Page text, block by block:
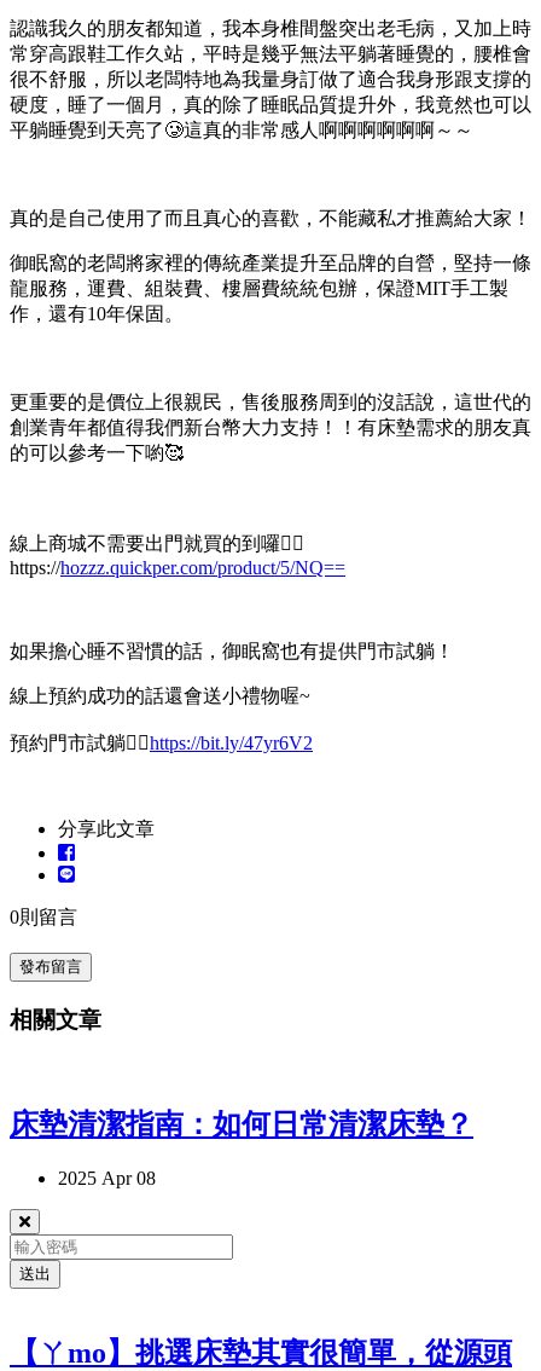
認識我久的朋友都知道，我本身椎間盤突出老毛病，又加上時
常穿高跟鞋工作久站，平時是幾乎無法平躺著睡覺的，腰椎會
很不舒服，所以老闆特地為我量身訂做了適合我身形跟支撐的
硬度，睡了一個月，真的除了睡眠品質提升外，我竟然也可以
平躺睡覺到天亮了🥲這真的非常感人啊啊啊啊啊啊～～
真的是自己使用了而且真心的喜歡，不能藏私才推薦給大家！
御眠窩的老闆將家裡的傳統產業提升至品牌的自營，堅持一條
龍服務，運費、組裝費、樓層費統統包辦，保證MIT手工製
作，還有10年保固。
更重要的是價位上很親民，售後服務周到的沒話說，這世代的
創業青年都值得我們新台幣大力支持！！有床墊需求的朋友真
的可以參考一下喲🥰
線上商城不需要出門就買的到囉👉🏻
https://hozzz.quickper.com/product/5/NQ==
如果擔心睡不習慣的話，御眠窩也有提供門市試躺！
線上預約成功的話還會送小禮物喔~
預約門市試躺👉🏻https://bit.ly/47yr6V2
分享此文章
0則留言
發布留言
相關文章
床墊清潔指南：如何日常清潔床墊？
2025 Apr 08
送出
【ㄚmo】挑選床墊其實很簡單，從源頭